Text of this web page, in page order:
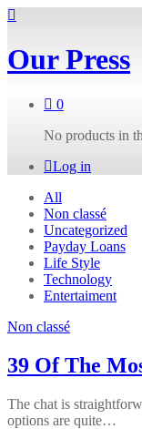
Our Press
0
No products in
Log in
All
Non classé
Uncategorized
Payday Loans
Life Style
Technology
Entertaiment
Non classé
39 Of The
The chat is
options are quite…